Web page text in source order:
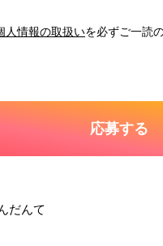
人情報の取扱いを必ずご一読
だんて